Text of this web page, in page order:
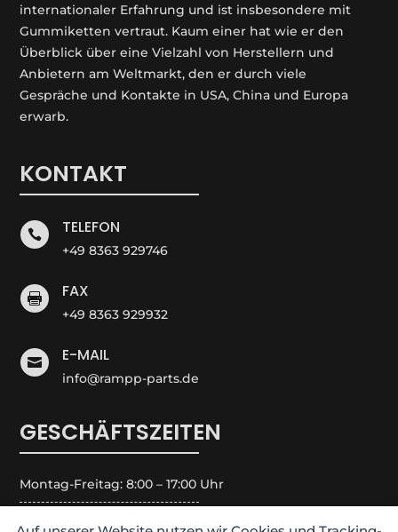
internationaler Erfahrung und ist insbesondere mit
Gummiketten vertraut. Kaum einer hat wie er den
Überblick über eine Vielzahl von Herstellern und
Anbietern am Weltmarkt, den er durch viele
Gespräche und Kontakte in USA, China und Europa
erwarb.
KONTAKT
 TELEFON
+49 8363 929746
 FAX
+49 8363 929932
 E-MAIL
info@rampp-parts.de
GESCHÄFTSZEITEN
Montag-Freitag: 8:00 – 17:00 Uhr
Samstag: Geschlossen